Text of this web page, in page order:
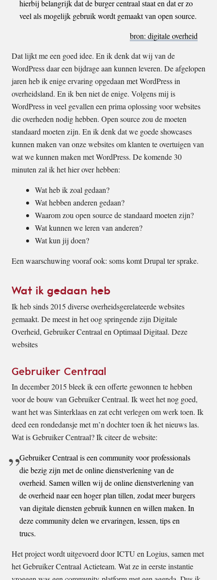
hierbij belangrijk dat de burger centraal staat en dat er zo
veel als mogelijk gebruik wordt gemaakt van open source.
bron: digitale overheid
Dat lijkt me een goed idee. En ik denk dat wij van de
WordPress daar een bijdrage aan kunnen leveren. De afgelopen
jaren heb ik enige ervaring opgedaan met WordPress in
overheidsland. En ik ben niet de enige. Volgens mij is
WordPress in veel gevallen een prima oplossing voor websites
die overheden nodig hebben. Open source zou de moeten
standaard moeten zijn. En ik denk dat we goede showcases
kunnen maken van onze websites om klanten te overtuigen van
wat we kunnen maken met WordPress. De komende 30
minuten zal ik het hier over hebben:
Wat heb ik zoal gedaan?
Wat hebben anderen gedaan?
Waarom zou open source de standaard moeten zijn?
Wat kunnen we leren van anderen?
Wat kun jij doen?
Een waarschuwing vooraf ook: soms komt Drupal ter sprake.
Wat ik gedaan heb
Ik heb sinds 2015 diverse overheidsgerelateerde websites
gemaakt. De meest in het oog springende zijn Digitale
Overheid, Gebruiker Centraal en Optimaal Digitaal. Deze
websites
Gebruiker Centraal
In december 2015 bleek ik een offerte gewonnen te hebben
voor de bouw van Gebruiker Centraal. Ik weet het nog goed,
want het was Sinterklaas en zat echt verlegen om werk toen. Ik
deed een rondedansje met m’n dochter toen ik het nieuws las.
Wat is Gebruiker Centraal? Ik citeer de website:
Gebruiker Centraal is een community voor professionals
die bezig zijn met de online dienstverlening van de
overheid. Samen willen wij de online dienstverlening van
de overheid naar een hoger plan tillen, zodat meer burgers
van digitale diensten gebruik kunnen en willen maken. In
deze community delen we ervaringen, lessen, tips en
trucs.
Het project wordt uitgevoerd door ICTU en Logius, samen met
het Gebruiker Centraal Actieteam. Wat ze in eerste instantie